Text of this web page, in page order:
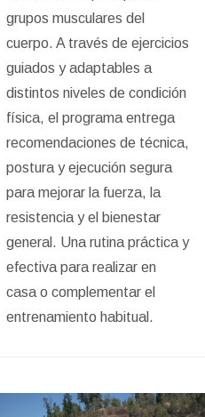
grupos musculares del
cuerpo. A través de ejercicios
guiados y adaptables a
distintos niveles de condición
física, el programa entrega
recomendaciones de técnica,
postura y ejecución segura
para mejorar la fuerza, la
resistencia y el bienestar
general. Una rutina práctica y
efectiva para realizar en
casa o complementar el
entrenamiento habitual.